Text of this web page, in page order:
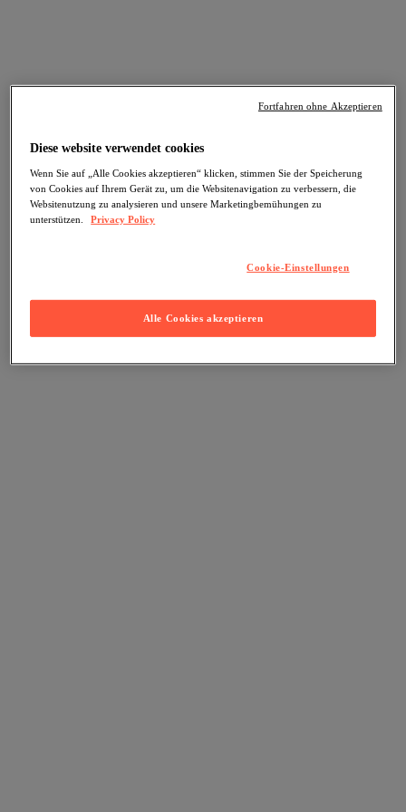
Diese website verwendet cookies
Wenn Sie auf „Alle Cookies akzeptieren“ klicken, stimmen Sie der Speicherung
von Cookies auf Ihrem Gerät zu, um die Websitenavigation zu verbessern, die
Websitenutzung zu analysieren und unsere Marketingbemühungen zu
unterstützen.
Privacy Policy
Cookie-Einstellungen
Alle Cookies akzeptieren
Fortfahren ohne Akzeptieren